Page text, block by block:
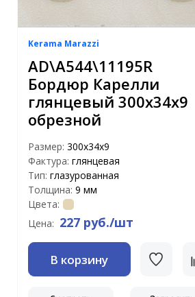
Kerama Marazzi
AD\A544\11195R
Бордюр Карелли
глянцевый 300х34х9
обрезной
Размер: 300х34х9
Фактура: глянцевая
Тип: глазурованная
Толщина: 9 мм
Цвета:
Цена: 227 руб./шт
В корзину